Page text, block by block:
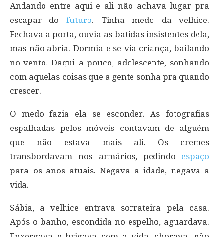
Andando entre aqui e ali não achava lugar pra
escapar do futuro. Tinha medo da velhice.
Fechava a porta, ouvia as batidas insistentes dela,
mas não abria. Dormia e se via criança, bailando
no vento. Daqui a pouco, adolescente, sonhando
com aquelas coisas que a gente sonha pra quando
crescer.
O medo fazia ela se esconder. As fotografias
espalhadas pelos móveis contavam de alguém
que não estava mais ali. Os cremes
transbordavam nos armários, pedindo espaço
para os anos atuais. Negava a idade, negava a
vida.
Sábia, a velhice entrava sorrateira pela casa.
Após o banho, escondida no espelho, aguardava.